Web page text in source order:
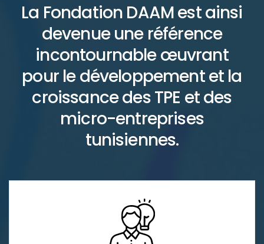
La Fondation DAAM est ainsi
devenue une référence
incontournable œuvrant
pour le développement et la
croissance des TPE et des
micro-entreprises
tunisiennes.